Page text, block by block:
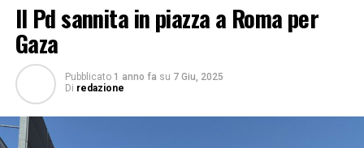
Il Pd sannita in piazza a Roma per
Gaza
Pubblicato 1 anno fa su 7 Giu, 2025
Di redazione